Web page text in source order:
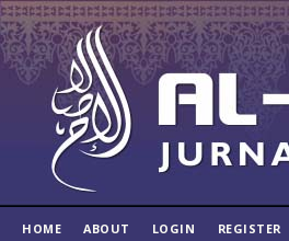
HOME ABOUT LOGIN REGISTER